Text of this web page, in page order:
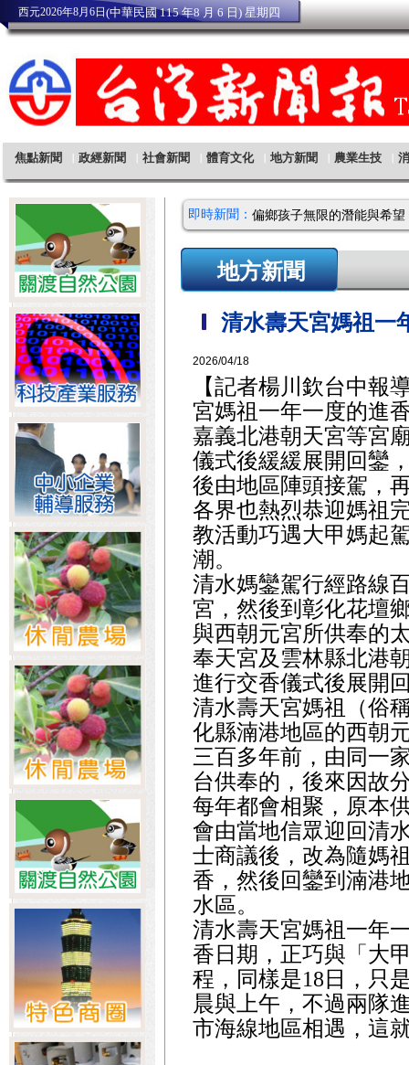
即時新聞：
地方新聞
清水壽天宮媽祖一
2026/04/18
【記者楊川欽台中報
宮媽祖一年一度的進
嘉義北港朝天宮等宮
儀式後緩緩展開回鑾
後由地區陣頭接駕，
各界也熱烈恭迎媽祖
教活動巧遇大甲媽起
潮。
清水媽鑾駕行經路線
宮，然後到彰化花壇
與西朝元宮所供奉的
奉天宮及雲林縣北港
進行交香儀式後展開
清水壽天宮媽祖（俗
化縣湳港地區的西朝
三百多年前，由同一
台供奉的，後來因故
每年都會相聚，原本
會由當地信眾迎回清
士商議後，改為隨媽
香，然後回鑾到湳港
水區。
清水壽天宮媽祖一年
香日期，正巧與「大
程，同樣是18日，只
晨與上午，不過兩隊
市海線地區相遇，這